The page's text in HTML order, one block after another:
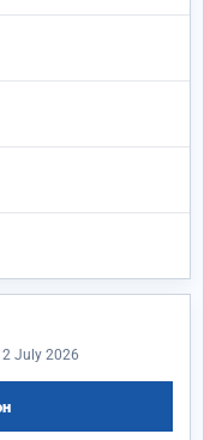
2 July 2026